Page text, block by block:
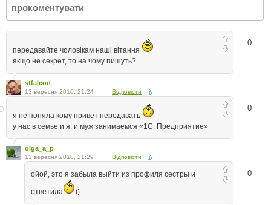
0
передавайте чоловікам наші вітання
якщо не секрет, то на чому пишуть?
stfalcon
13 вересня 2010, 21:24 Відповісти
0
я не поняла кому привет передавать
у нас в семье и я, и муж занимаемся «1С: Предприятие»
olga_a_p
13 вересня 2010, 21:29 Відповісти
0
ойой, это я забыла выйти из профиля сестры и
ответила ))